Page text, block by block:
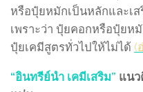
หรือปุ๋ยหมักเป็นหลักและเ
เพราะว่า ปุ๋ยคอกหรือปุ๋ย
ปุ๋ยเคมีสูตรทั่วไปให้ไม่ได้ (
“อินทรีย์นำ เคมีเสริม” แนว